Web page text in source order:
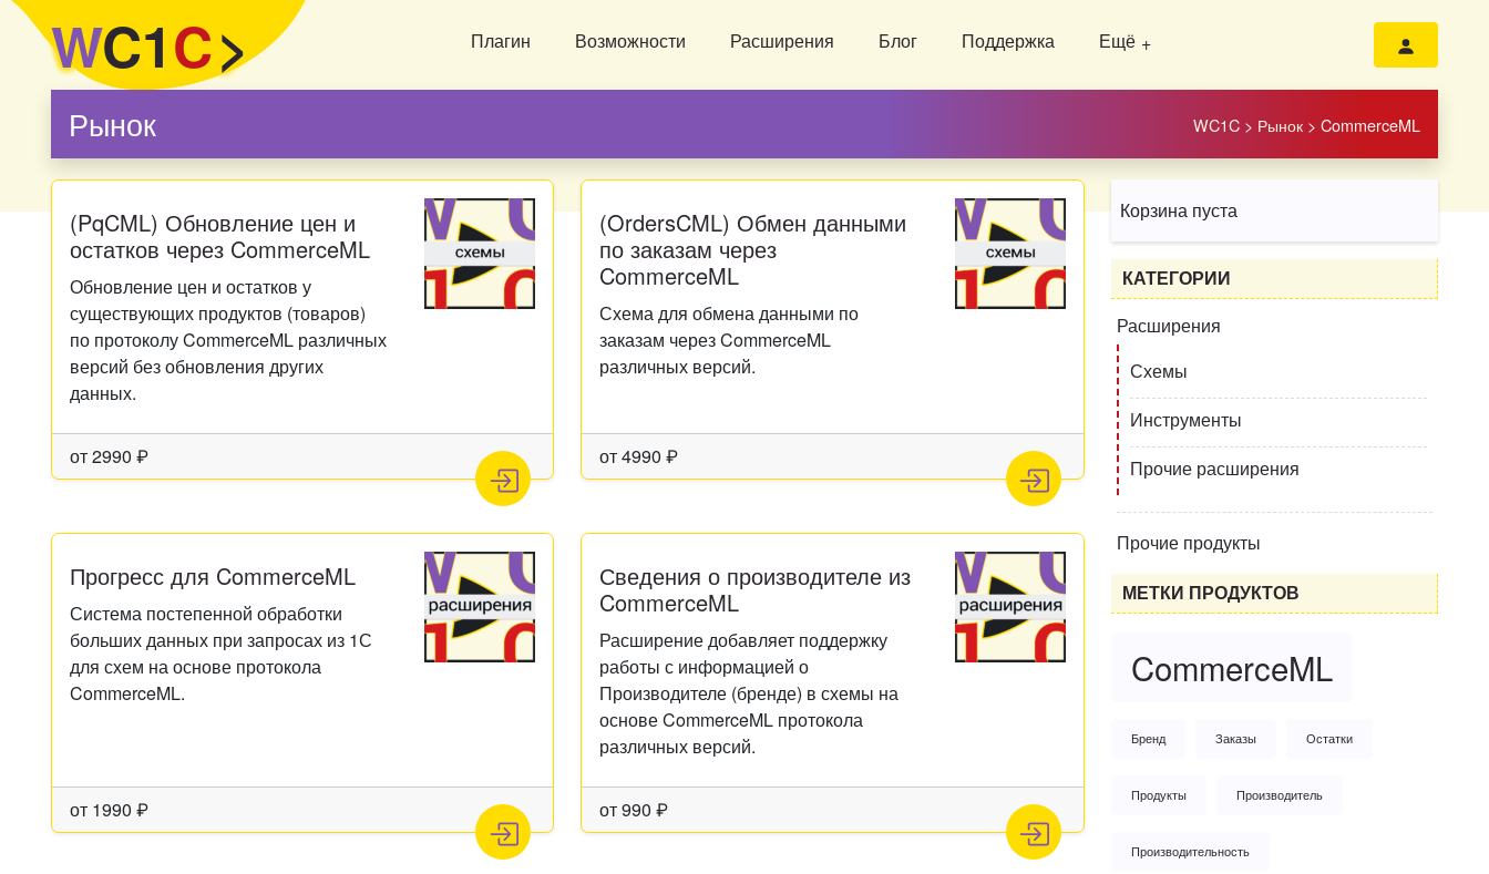
WC1C> Плагин Возможности Расширения Блог Поддержка Ещё
Рынок WC1C > Рынок >CommerceML
(PqCML) Обновление цен и
остатков через CommerceML
Обновление цен и остатков у
существующих продуктов (товаров)
по протоколу CommerceML различных
версий без обновления других
данных.
от2990 ₽
(OrdersCML) Обмен данными
по заказам через
CommerceML
Схема для обмена данными по
заказам через CommerceML
различных версий.
от4990₽
Прогресс для CommerceML
Система постепенной обработки
больших данных при запросах из 1С
для схем на основе протокола
CommerceML.
от 1990 ₽
Сведения о производителе из
CommerceML
Расширение добавляет поддержку
работы с информацией о
Производителе (бренде) в схемы на
основе CommerceML протокола
различных версий.
от990₽
Корзина пуста
КАТЕГОРИИ
Расширения
Схемы
Инструменты
Прочие расширения
Прочие продукты
МЕТКИ ПРОДУКТОВ
CommerceML
Бренд Заказы Остатки
Продукты Производитель
Производительность